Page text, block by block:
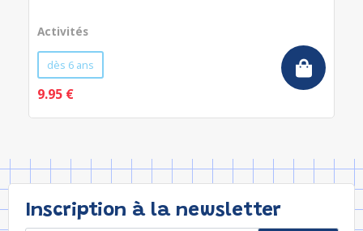
Activités
dès 6 ans
9.95 €
Inscription à la newsletter